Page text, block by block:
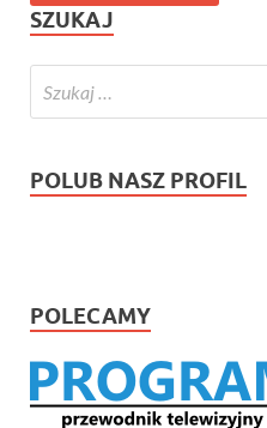
SZUKAJ
POLUB NASZ PROFIL
POLECAMY